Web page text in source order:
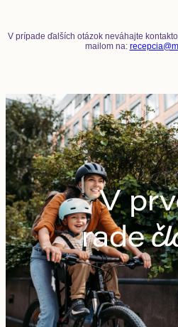
V prípade ďalších otázok neváhajte
mailom na: